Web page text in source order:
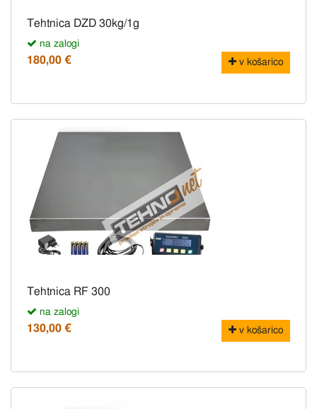
Tehtnica DZD 30kg/1g
na zalogi
180,00 € v košarico
Tehtnica RF 300
na zalogi
130,00 € v košarico